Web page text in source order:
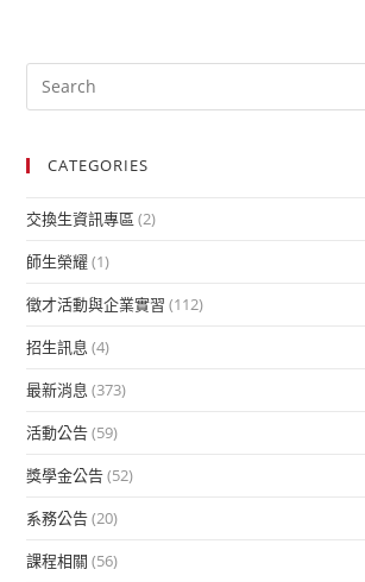
CATEGORIES
交換生資訊專區 (2)
師生榮耀(1)
徵才活動與企業實習 (112)
招生訊息 (4)
最新消息 (373)
活動公告(59)
獎學金公告(52)
系務公告(20)
課程相關 (56)